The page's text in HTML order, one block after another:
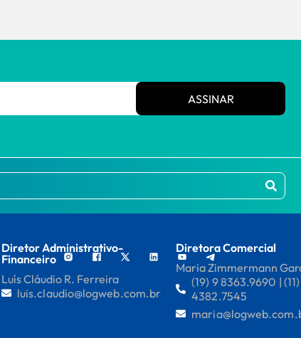
ASSINAR
Diretor Administrativo-
Financeiro
Luís Cláudio R. Ferreira
luis.claudio@logweb.com.br
Diretora Comercial
Maria Zimmermann
(19) 9 8363.9690 |
4382.7545